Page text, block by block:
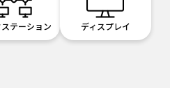
テーション ディスプレイ